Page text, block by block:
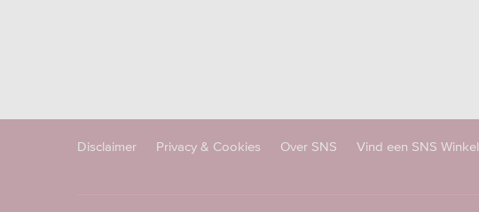
Disclaimer Privacy & Cookies Over SNS Vind een SNS Winkel